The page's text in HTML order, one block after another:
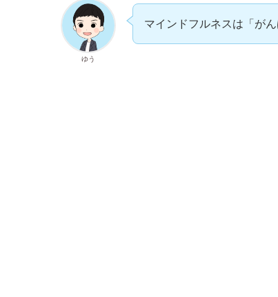
ゆう
マインドフルネスは「が